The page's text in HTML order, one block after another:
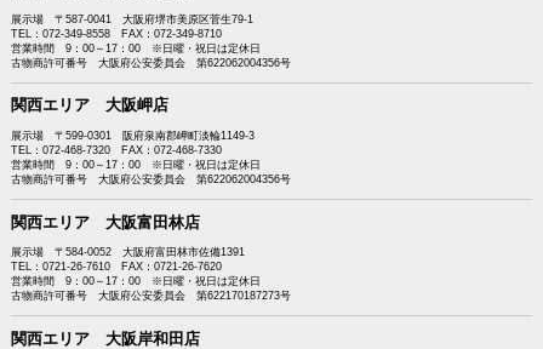
展示場 〒587-0041 大阪府堺市美原区菅生79-1
TEL：072-349-8558 FAX：072-349-8710
営業時間 9：00～17：00 ※日曜・祝日は定休日
古物商許可番号 大阪府公安委員会 第622062004356号
関西エリア 大阪岬店
展示場 〒599-0301 阪府泉南郡岬町淡輪1149-3
TEL：072-468-7320 FAX：072-468-7330
営業時間 9：00～17：00 ※日曜・祝日は定休日
古物商許可番号 大阪府公安委員会 第622062004356号
関西エリア 大阪富田林店
展示場 〒584-0052 大阪府富田林市佐備1391
TEL：0721-26-7610 FAX：0721-26-7620
営業時間 9：00～17：00 ※日曜・祝日は定休日
古物商許可番号 大阪府公安委員会 第622170187273号
関西エリア 大阪岸和田店